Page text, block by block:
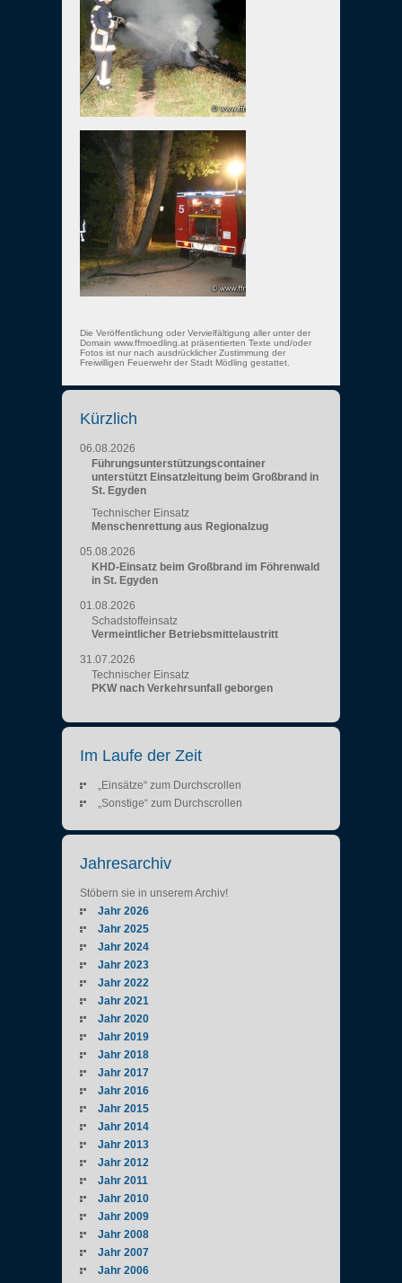
Die Veröffentlichung oder Vervielfältigung aller unter der
Domain www.ffmoedling.at präsentierten Texte und/oder
Fotos ist nur nach ausdrücklicher Zustimmung der
Freiwilligen Feuerwehr der Stadt Mödling gestattet.
Kürzlich
06.08.2026
Führungsunterstützungscontainer
unterstützt Einsatzleitung beim Großbrand in
St. Egyden
Technischer Einsatz
Menschenrettung aus Regionalzug
05.08.2026
KHD-Einsatz beim Großbrand im Föhrenwald
in St. Egyden
01.08.2026
Schadstoffeinsatz
Vermeintlicher Betriebsmittelaustritt
31.07.2026
Technischer Einsatz
PKW nach Verkehrsunfall geborgen
Im Laufe der Zeit
„Einsätze“ zum Durchscrollen
„Sonstige“ zum Durchscrollen
Jahresarchiv
Stöbern sie in unserem Archiv!
Jahr 2026
Jahr 2025
Jahr 2024
Jahr 2023
Jahr 2022
Jahr 2021
Jahr 2020
Jahr 2019
Jahr 2018
Jahr 2017
Jahr 2016
Jahr 2015
Jahr 2014
Jahr 2013
Jahr 2012
Jahr 2011
Jahr 2010
Jahr 2009
Jahr 2008
Jahr 2007
Jahr 2006